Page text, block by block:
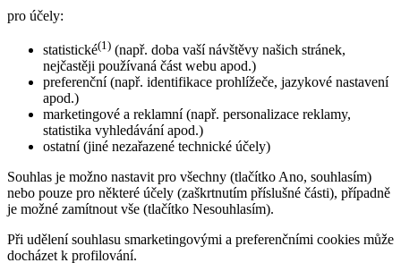
pro účely:
statistické(1) (např. doba vaší návštěvy našich stránek,
nejčastěji používaná část webu apod.)
preferenční (např. identifikace prohlížeče, jazykové nastavení
apod.)
marketingové a reklamní (např. personalizace reklamy,
statistika vyhledávání apod.)
ostatní (jiné nezařazené technické účely)
Souhlas je možno nastavit pro všechny (tlačítko Ano, souhlasím)
nebo pouze pro některé účely (zaškrtnutím příslušné části), případně
je možné zamítnout vše (tlačítko Nesouhlasím).
Při udělení souhlasu smarketingovými a preferenčními cookies může
docházet k profilování.